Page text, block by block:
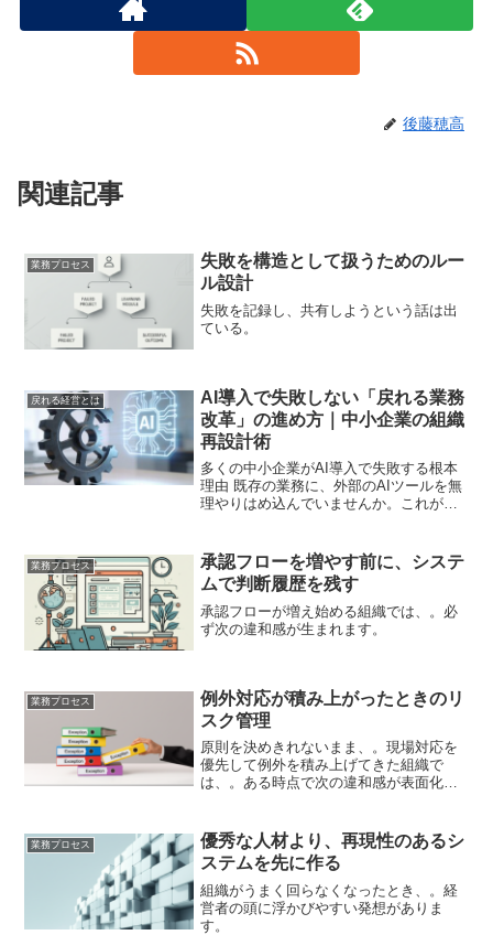
後藤穂高
関連記事
業務プロセス
失敗を構造として扱うためのルー
ル設計
失敗を記録し、共有しようという話は出
ている。
戻れる経営とは
AI導入で失敗しない「戻れる業務
改革」の進め方｜中小企業の組織
再設計術
多くの中小企業がAI導入で失敗する根本
理由 既存の業務に、外部のAIツールを無
理やりはめ込んでいませんか。これが最
連携作業が新たな負担になります。デー
タの手入力や転記ミ...
業務プロセス
承認フローを増やす前に、システ
ムで判断履歴を残す
承認フローが増え始める組織では、。必
ず次の違和感が生まれます。
業務プロセス
例外対応が積み上がったときのリ
スク管理
原則を決めきれないまま、。現場対応を
優先して例外を積み上げてきた組織で
は、。ある時点で次の違和感が表面化し
業務プロセス
優秀な人材より、再現性のあるシ
ステムを先に作る
組織がうまく回らなくなったとき、。経
営者の頭に浮かびやすい発想がありま
す。